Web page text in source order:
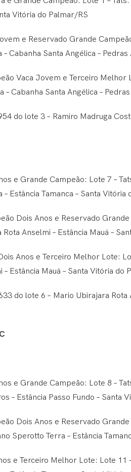
Vitória do Palmar/RS
e Reservado Grande
Cabanha Santa Angélica – Pedras
Vaca Jovem e Terceiro Melhor
– Cabanha Santa Angélica –
do lote 3 – Ramiro Madruga
e Grande Campeão: Lote 7 –
Estância Tamanca – Santa Vitória
Dois Anos e Reservado
Anselmi – Estância Mauá –
Anos e Terceiro Melhor Lote:
Estância Mauá – Santa Vitória do
do lote 6 – Mario Ubirajara Rota
e Grande Campeão: Lote 8 –
– Estância Passo Fundo – Santa
Dois Anos e Reservado
Sperotto Terra – Estância
e Terceiro Melhor Lote: Lote 11